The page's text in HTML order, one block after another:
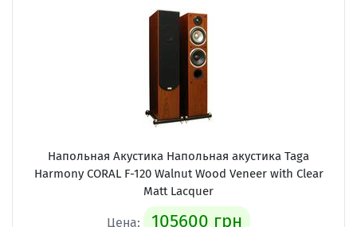
Напольная Акустика Напольная акустика Taga
Harmony CORAL F-120 Walnut Wood Veneer with Clear
Matt Lacquer
Цена: 105600 грн